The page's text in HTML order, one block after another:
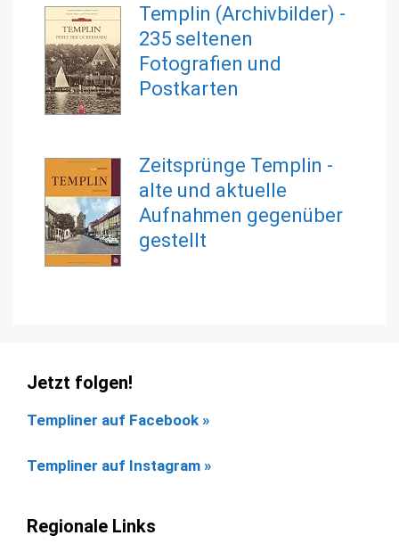
Templin (Archivbilder) -
235 seltenen
Fotografien und
Postkarten
Zeitsprünge Templin -
alte und aktuelle
Aufnahmen gegenüber
gestellt
Jetzt folgen!
Templiner auf Facebook »
Templiner auf Instagram »
Regionale Links